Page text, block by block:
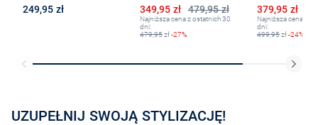
249,95 zł
479,95 zł
Obniżona cena
349,95 zł
Najniższa cena z ostatnich 30
dni:
479,95zł-27%
Obniżona
379,95 zł
Najniższa cena z
dni:
499,95zł-24%
UZUPEŁNIJ SWOJĄ STYLIZACJĘ!